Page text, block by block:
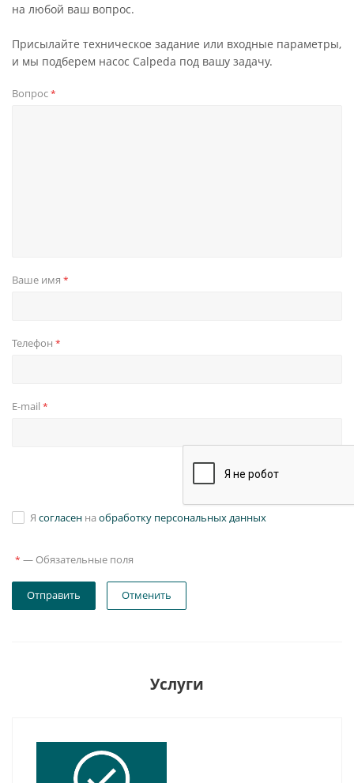
на любой ваш вопрос.
Присылайте техническое задание или входные параметры,
и мы подберем насос Calpeda под вашу задачу.
Вопрос*
Ваше имя *
Телефон *
E-mail *
Я согласен на обработку персональных данных
* — Обязательные поля
Отправить Отменить
Услуги